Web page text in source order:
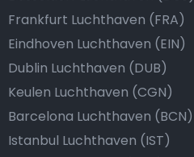
Frankfurt Luchthaven (FRA)
Eindhoven Luchthaven (EIN)
Dublin Luchthaven (DUB)
Keulen Luchthaven (CGN)
Barcelona Luchthaven (BCN)
Istanbul Luchthaven (IST)